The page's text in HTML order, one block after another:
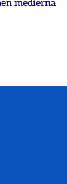
medierna